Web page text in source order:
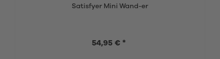
Satisfyer Mini Wand-er
54,95 € *